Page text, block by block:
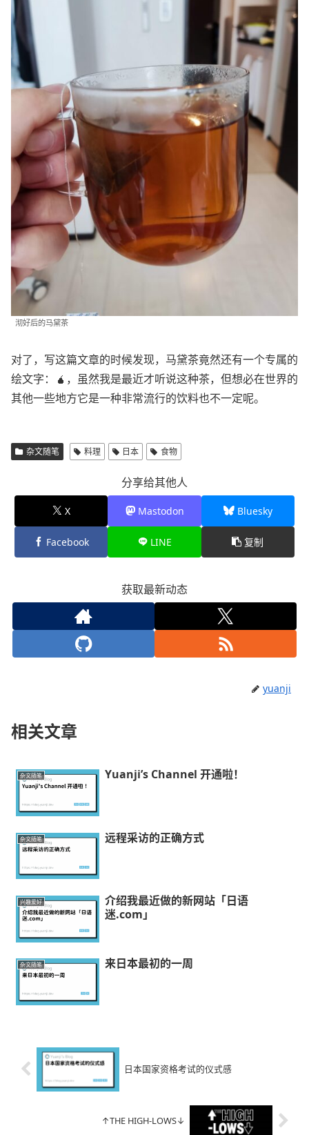
沏好后的马黛茶
对了，写这篇文章的时候发现，马黛茶竟然还有一个专属的
绘文字：🧉，虽然我是最近才听说这种茶，但想必在世界的
其他一些地方它是一种非常流行的饮料也不一定呢。
杂文随笔 料理 日本 食物
分享给其他人
X Mastodon Bluesky
Facebook LINE 复制
获取最新动态
yuanji
相关文章
杂文随笔 Yuanji’s Channel 开通啦！
杂文随笔 远程采访的正确方式
兴趣爱好
介绍我最近做的新网站「日语
迷.com」
杂文随笔 来日本最初的一周
日本国家资格考试的仪式感
↑THE HIGH-LOWS↓